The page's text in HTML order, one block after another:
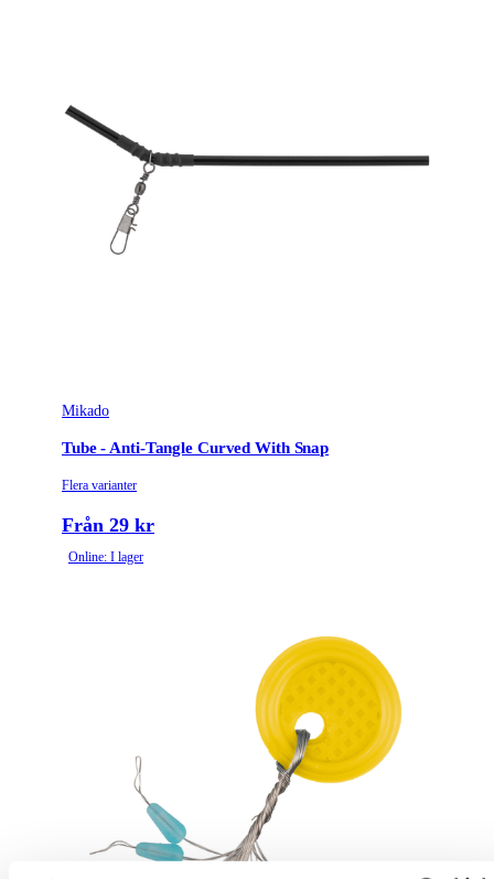
Mikado
Tube - Anti-Tangle Curved With Snap
Flera varianter
Från 29 kr
Online: I lager